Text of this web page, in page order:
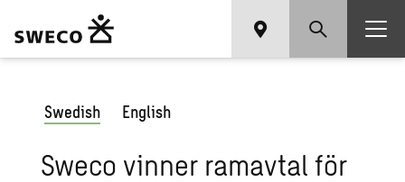
Swedish English
Sweco vinner ramavtal för